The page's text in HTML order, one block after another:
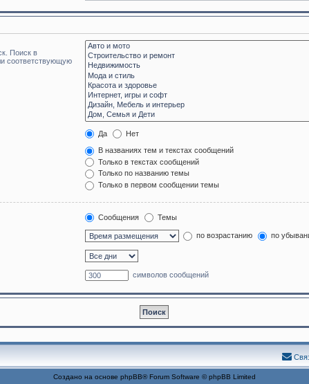
Поиск в
соответствующую
Да Нет
В названиях тем и текстах сообщений
Только в текстах сообщений
Только по названию темы
Только в первом сообщении темы
Сообщения Темы
по возрастанию по
символов сообщений
Создано на основе phpBB® Forum Software © phpBB Limited